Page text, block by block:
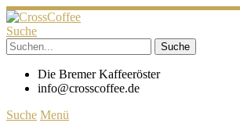
Suche
Die Bremer Kaffeeröster
info@crosscoffee.de
Suche Menü